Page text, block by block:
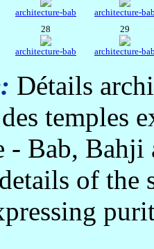
architecture-bab
architecture-
28
architecture-bab
29
architecture-
Détails
temples
- Bab, Bahji
of the